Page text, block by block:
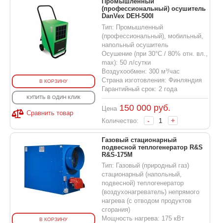
В КОРЗИНУ
КУПИТЬ В ОДИН КЛИК
Сравнить товар
(профессиональный) осушитель
DanVex DEH-500I
Тип: Промышленный
(профессиональный), мобильный,
напольный осушитель
Осушение (при 30°С / 80% отн. вл.,
max): 50 л/сутки
Воздухообмен: 300 м³/час
Страна изготовления: Финляндия
Гарантийный срок: 2 года
Цена 150 000руб.
Количество: - +
В КОРЗИНУ
Газовый стационарный
подвесной теплогенератор R&S
R&S-175M
Тип: Газовый (природный газ)
стационарный (напольный,
подвесной) теплогенератор
(воздухонагреватель) непрямого
нагрева (с отводом продуктов
сгорания)
Мощность нагрева: 175 кВт